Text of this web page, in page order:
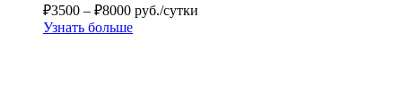
₽3500 – ₽8000 руб./сутки
Узнать больше